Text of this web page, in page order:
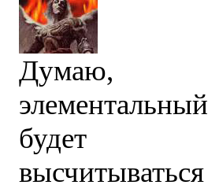
Думаю,
элементальный
будет
высчитываться